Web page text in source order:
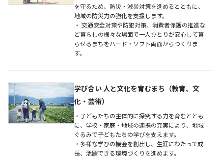
を守るため、防災・減災対策を進めるとともに、
地域の防災力の強化を支援します。
・ 交通安全対策や防犯対策、消費者保護の推進な
ど暮らしの様々な場面で一人ひとりが安心して暮
らせるまちをハード・ソフト両面からつくりま
す。
学び合い 人と文化を育むまち（教育、文
化・芸術）
・子どもたちの主体的に探究する力を育むととも
に、学校・家庭・地域の連携の充実により、地域
ぐるみで子どもたちの学びを支えます。
・多様な学びの機会を創出し、生涯にわたって成
長、活躍できる環境づくりを進めます。